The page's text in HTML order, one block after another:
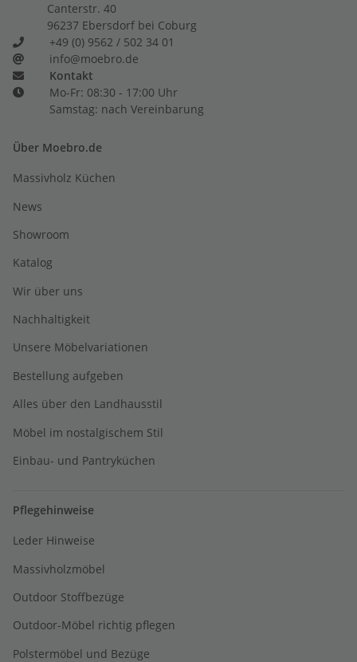
Canterstr. 40
96237 Ebersdorf bei Coburg
+49 (0) 9562 / 502 34 01
info@moebro.de
Kontakt
Mo-Fr: 08:30 - 17:00 Uhr
Samstag: nach Vereinbarung
Über Moebro.de
Massivholz Küchen
News
Showroom
Katalog
Wir über uns
Nachhaltigkeit
Unsere Möbelvariationen
Bestellung aufgeben
Alles über den Landhausstil
Möbel im nostalgischem Stil
Einbau- und Pantryküchen
Pflegehinweise
Leder Hinweise
Massivholzmöbel
Outdoor Stoffbezüge
Outdoor-Möbel richtig pflegen
Polstermöbel und Bezüge